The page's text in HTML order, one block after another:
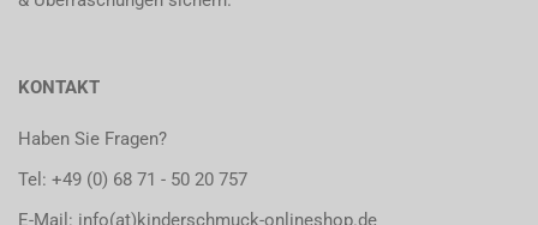
KONTAKT
Haben Sie Fragen?
Tel: +49 (0) 68 71 - 50 20 757
E-Mail: info(at)kinderschmuck-onlineshop.de